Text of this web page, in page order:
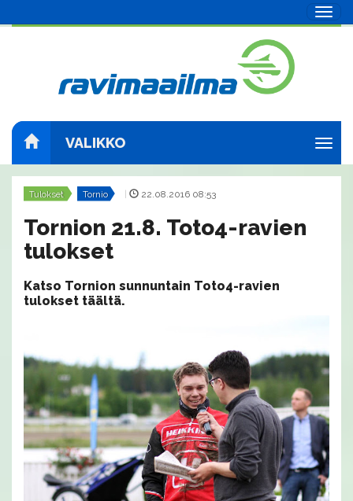
VALIKKO
Tulokset Tornio 22.08.2016 08:53
Tornion 21.8. Toto4-ravien
tulokset
Katso Tornion sunnuntain Toto4-ravien
tulokset täältä.